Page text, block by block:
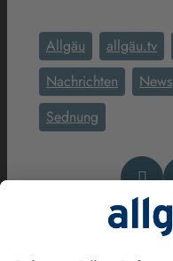
Allgäu allgäu.tv
Nachrichten
News
Sednung